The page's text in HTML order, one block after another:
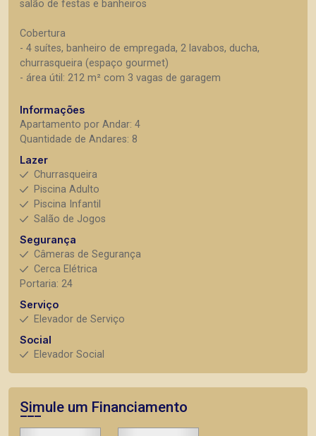
salão de festas e banheiros
Cobertura
- 4 suítes, banheiro de empregada, 2 lavabos, ducha,
churrasqueira (espaço gourmet)
- área útil: 212 m² com 3 vagas de garagem
Informações
Apartamento por Andar: 4
Quantidade de Andares: 8
Lazer
Churrasqueira
Piscina Adulto
Piscina Infantil
Salão de Jogos
Segurança
Câmeras de Segurança
Cerca Elétrica
Portaria: 24
Serviço
Elevador de Serviço
Social
Elevador Social
Simule um Financiamento